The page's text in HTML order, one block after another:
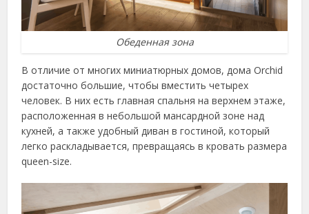
Обеденная зона
В отличие от многих миниатюрных домов, дома Orchid
достаточно большие, чтобы вместить четырех
человек. В них есть главная спальня на верхнем этаже,
расположенная в небольшой мансардной зоне над
кухней, а также удобный диван в гостиной, который
легко раскладывается, превращаясь в кровать размера
queen-size.